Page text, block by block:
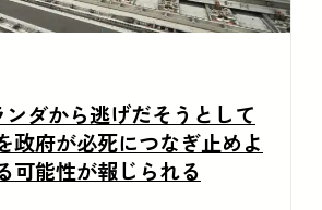
ダから逃げだそうとして
政府が必死につなぎ止めよ
可能性が報じられる